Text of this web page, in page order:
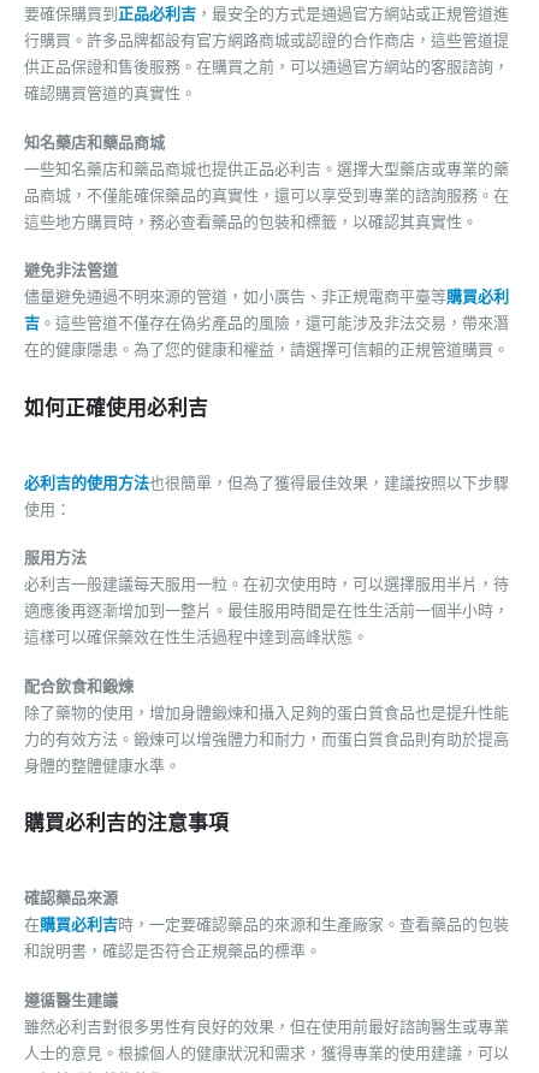
要確保購買到正品必利吉 ，最安全的方式是通過官方網站或正規管道進
行購買。許多品牌都設有官方網路商城或認證的合作商店，這些管道提
供正品保證和售後服務。在購買之前，可以通過官方網站的客服諮詢，
確認購買管道的真實性。
知名藥店和藥品商城
一些知名藥店和藥品商城也提供正品必利吉。選擇大型藥店或專業的藥
品商城，不僅能確保藥品的真實性，還可以享受到專業的諮詢服務。在
這些地方購買時，務必查看藥品的包裝和標籤，以確認其真實性。
避免非法管道
儘量避免通過不明來源的管道，如小廣告、非正規電商平臺等購買必利
吉 。這些管道不僅存在偽劣產品的風險，還可能涉及非法交易，帶來潛
在的健康隱患。為了您的健康和權益，請選擇可信賴的正規管道購買。
如何正確使用必利吉
必利吉的使用方法也很簡單，但為了獲得最佳效果，建議按照以下步驟
使用：
服用方法
必利吉一般建議每天服用一粒。在初次使用時，可以選擇服用半片，待
適應後再逐漸增加到一整片。最佳服用時間是在性生活前一個半小時，
這樣可以確保藥效在性生活過程中達到高峰狀態。
配合飲食和鍛煉
除了藥物的使用，增加身體鍛煉和攝入足夠的蛋白質食品也是提升性能
力的有效方法。鍛煉可以增強體力和耐力，而蛋白質食品則有助於提高
身體的整體健康水準。
購買必利吉的注意事項
確認藥品來源
在購買必利吉時，一定要確認藥品的來源和生產廠家。查看藥品的包裝
和說明書，確認是否符合正規藥品的標準。
遵循醫生建議
雖然必利吉對很多男性有良好的效果，但在使用前最好諮詢醫生或專業
人士的意見。根據個人的健康狀況和需求，獲得專業的使用建議，可以